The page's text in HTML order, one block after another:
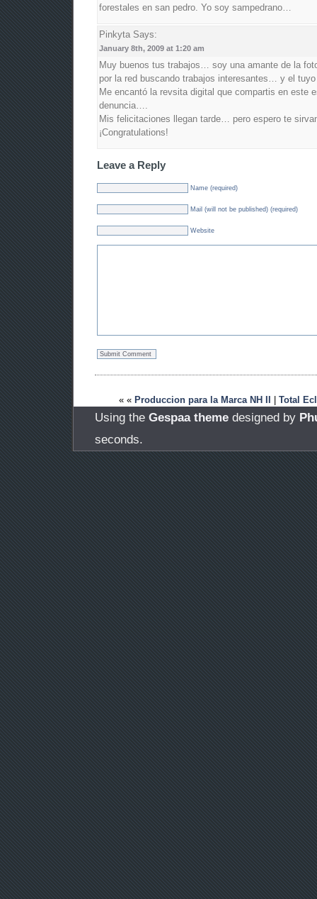
forestales en san pedro. Yo soy sampedrano…
Pinkyta Says:
January 8th, 2009 at 1:20 am
Muy buenos tus trabajos… soy una amante de la
por la red buscando trabajos interesantes… y el
Me encantó la revsita digital que compartis en este
denuncia….
Mis felicitaciones llegan tarde… pero espero te
¡Congratulations!
Leave a Reply
Name (required)
Mail (will not be published) (required)
Website
« « Produccion para la Marca NH II | Total
Using the Gespaa theme designed by
seconds.